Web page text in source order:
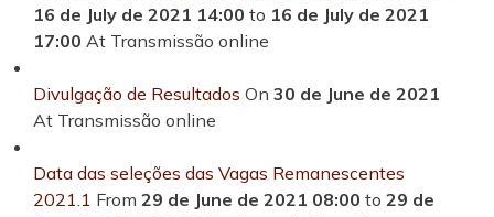
16 de July de 2021 14:00 to 16 de July de 2021
17:00 At Transmissão online
Divulgação de Resultados On 30 de June de 2021
At Transmissão online
Data das seleções das Vagas Remanescentes
2021.1 From 29 de June de 2021 08:00 to 29 de